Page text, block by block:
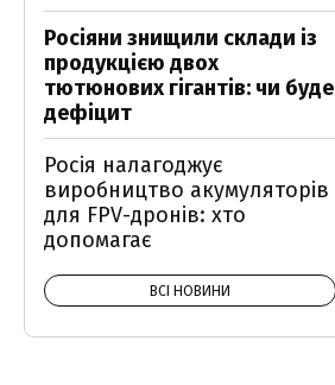
Росіяни знищили склади із
продукцією двох
тютюнових гігантів: чи буде
дефіцит
Росія налагоджує
виробництво акумуляторів
для FPV-дронів: хто
допомагає
ВСІ НОВИНИ